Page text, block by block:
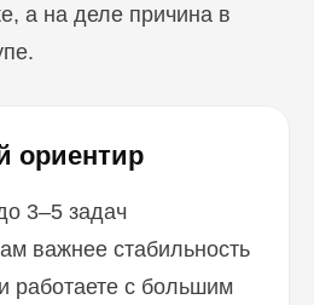
а на деле причина в
ориентир
3–5 задач
важнее стабильность
работаете с большим